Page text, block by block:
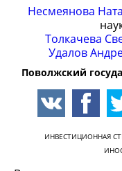
Несмеянова
Толкачева
Удалов
Поволжский
ИНВЕСТИЦИОННАЯ